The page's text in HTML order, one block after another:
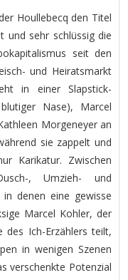
Houllebecq den Titel
und sehr schlüssig die
seit den
und Heiratsmarkt
in einer Slapstick-
Nase), Marcel
Morgeneyer an
sie zappelt und
Karikatur. Zwischen
, Umzieh- und
denen eine gewisse
Marcel Kohler, der
Ich-Erzählers teilt,
in wenigen Szenen
verschenkte Potenzial